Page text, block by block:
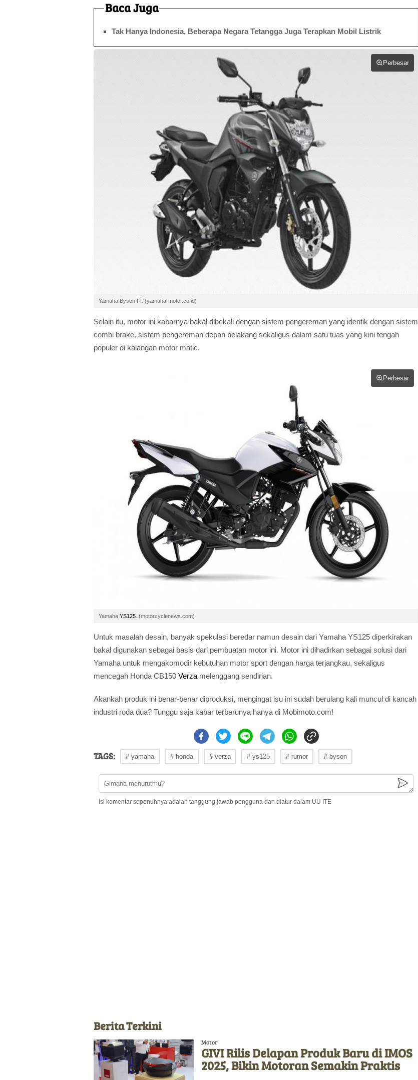
Baca Juga
Tak Hanya Indonesia, Beberapa Negara Tetangga Juga Terapkan Mobil Listrik
Perbesar
Yamaha Byson FI. (yamaha-motor.co.id)
Selain itu, motor ini kabarnya bakal dibekali dengan sistem pengereman yang identik dengan sistem
combi brake, sistem pengereman depan belakang sekaligus dalam satu tuas yang kini tengah
populer di kalangan motor matic.
Perbesar
Yamaha YS125 . (motorcyclenews.com)
Untuk masalah desain, banyak spekulasi beredar namun desain dari Yamaha YS125 diperkirakan
bakal digunakan sebagai basis dari pembuatan motor ini. Motor ini dihadirkan sebagai solusi dari
Yamaha untuk mengakomodir kebutuhan motor sport dengan harga terjangkau, sekaligus
mencegah Honda CB150 Verza melenggang sendirian.
Akankah produk ini benar-benar diproduksi, mengingat isu ini sudah berulang kali muncul di kancah
industri roda dua? Tunggu saja kabar terbarunya hanya di Mobimoto.com!
TAGS: # yamaha # honda # verza # ys125 # rumor # byson
Isi komentar sepenuhnya adalah tanggung jawab pengguna dan diatur dalam UU ITE
Berita Terkini
Motor
GIVI Rilis Delapan Produk Baru di IMOS
2025, Bikin Motoran Semakin Praktis